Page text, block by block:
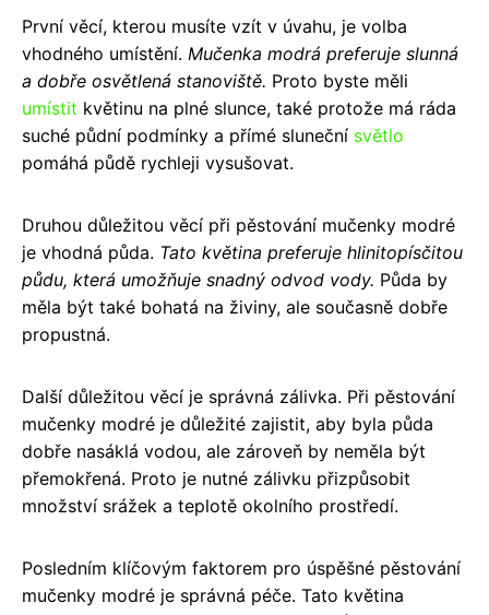
První věcí, kterou musíte vzít v úvahu, je volba
vhodného umístění. Mučenka modrá preferuje slunná
a dobře osvětlená stanoviště. Proto byste měli
umístit květinu na plné slunce, také protože má ráda
suché půdní podmínky a přímé sluneční světlo
pomáhá půdě rychleji vysušovat.
Druhou důležitou věcí při pěstování mučenky modré
je vhodná půda. Tato květina preferuje hlinitopísčitou
půdu, která umožňuje snadný odvod vody. Půda by
měla být také bohatá na živiny, ale současně dobře
propustná.
Další důležitou věcí je správná zálivka. Při pěstování
mučenky modré je důležité zajistit, aby byla půda
dobře nasáklá vodou, ale zároveň by neměla být
přemokřená. Proto je nutné zálivku přizpůsobit
množství srážek a teplotě okolního prostředí.
Posledním klíčovým faktorem pro úspěšné pěstování
mučenky modré je správná péče. Tato květina